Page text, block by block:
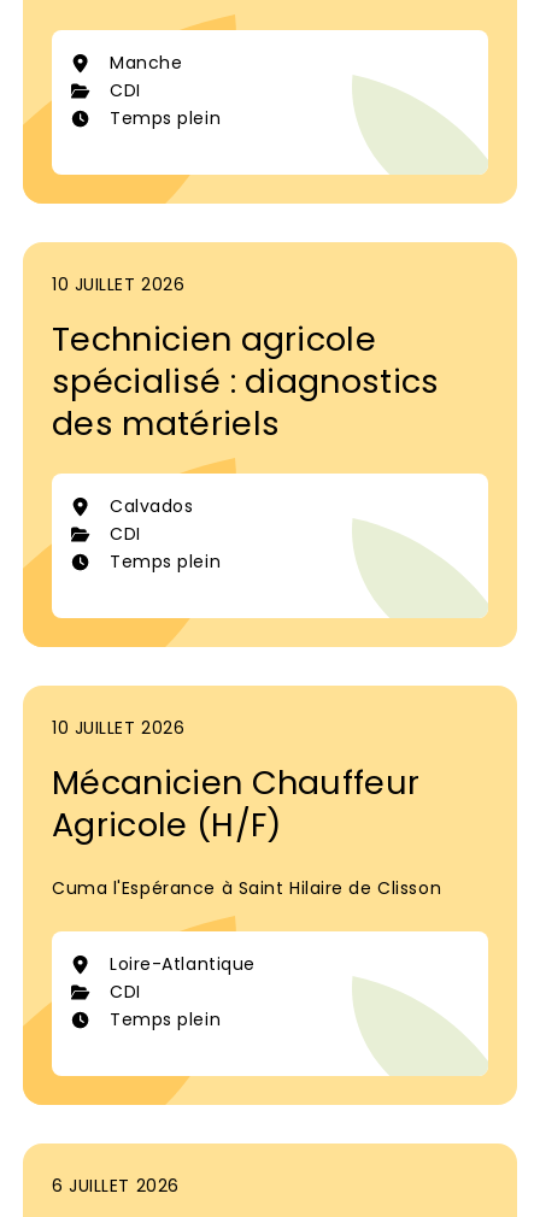
Manche
CDI
Temps plein
10 JUILLET 2026
Technicien agricole
spécialisé : diagnostics
des matériels
Calvados
CDI
Temps plein
10 JUILLET 2026
Mécanicien Chauffeur
Agricole (H/F)
Cuma l'Espérance à Saint Hilaire de Clisson
Loire-Atlantique
CDI
Temps plein
6 JUILLET 2026